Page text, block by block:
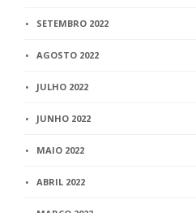
SETEMBRO 2022
AGOSTO 2022
JULHO 2022
JUNHO 2022
MAIO 2022
ABRIL 2022